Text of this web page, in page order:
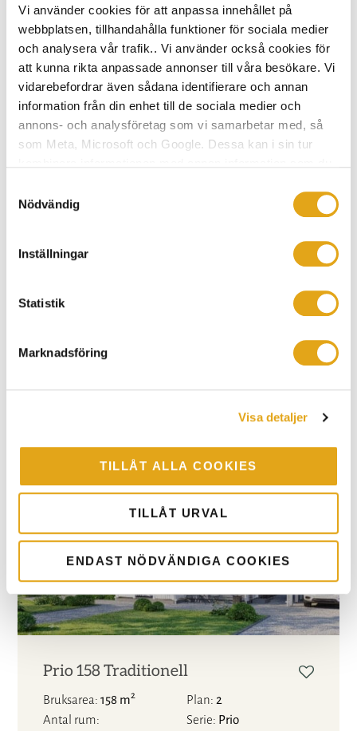
Vi använder cookies för att anpassa innehållet på
webbplatsen, tillhandahålla funktioner för sociala medier
och analysera vår trafik.. Vi använder också cookies för
att kunna rikta anpassade annonser till våra besökare. Vi
vidarebefordrar även sådana identifierare och annan
information från din enhet till de sociala medier och
annons- och analysföretag som vi samarbetar med, så
som Meta, Microsoft och Google. Dessa kan i sin tur
använt deras tjänster.
Nödvändig
Inställningar
Statistik
Marknadsföring
Visa detaljer
TILLÅT ALLA COOKIES
TILLÅT URVAL
ENDAST NÖDVÄNDIGA COOKIES
Bruksarea 216 m Plan 2
Antal rum
7 rum och kök
Serie Flex+
Bruksarea 189 m
Prio 158 Traditionell
Bruksarea 158 m2 Plan 2
Antal rum
Serie Prio